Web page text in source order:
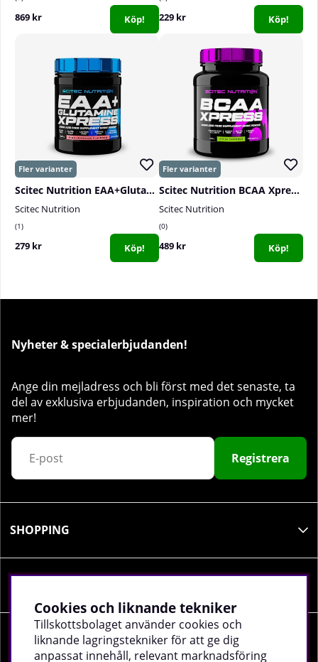
869 kr Köp! 229 kr Köp!
Scitec Nutrition EAA+Glutamine, 300 g
Scitec Nutrition
1
279 kr Köp!
Scitec Nutrition BCAA Xpress, 700 g
Scitec Nutrition
0
489 kr Köp!
Nyheter & specialerbjudanden!
Ange din mejladress och bli först med det senaste, ta
del av exklusiva erbjudanden, inspiration och mycket
mer!
Registrera
SHOPPING
SOCIALA MEDIER
Cookies och liknande tekniker
Tillskottsbolaget använder cookies och
liknande lagringstekniker för att ge dig
anpassat innehåll, relevant marknadsföring